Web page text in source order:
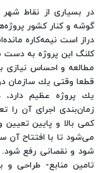
در بسیاری از نقاط شهر
گوشه و كنار كشور
دراز است نیمه‌كاره
كلنگ این پروژه به دست
مطالعه و احساس نیازی
قطعا وقتی یك سازمان
یك پروژه عظیم
زمان‌بندی اجرای آن را
كمی بالا و پایین تعیین
می‌شود تا با افتتاح آن
شود و نقصانی رفع
تامین منابع- طراحی و